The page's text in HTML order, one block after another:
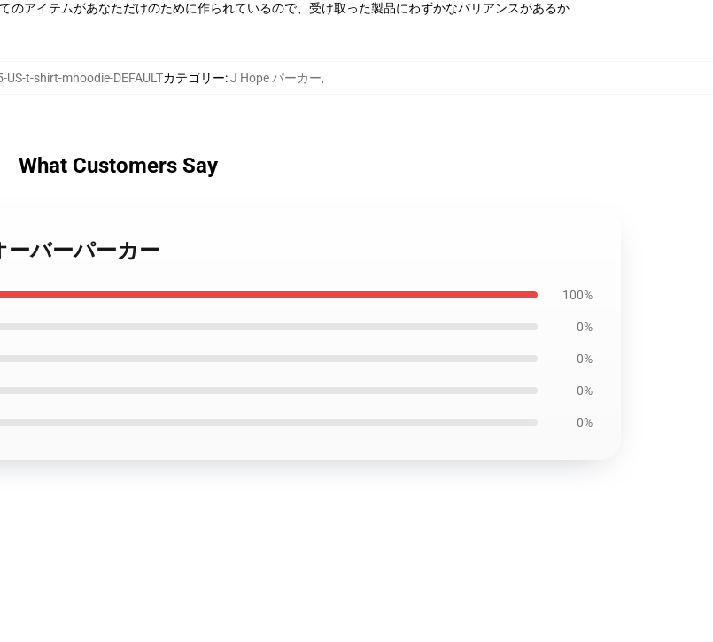
のアイテムがあなただけのために作られているので、受け取った製品にわずかなバリアンスがあるか
US-t-shirt-mhoodie-DEFAULTカテゴリー:J Hope パーカー,
What Customers Say
バーパーカー
100%
0%
0%
0%
0%